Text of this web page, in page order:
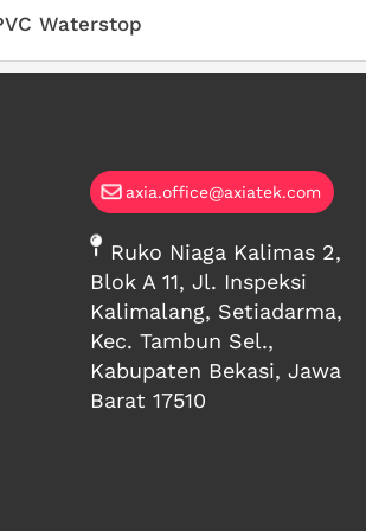
Waterstop
axia.office@axiatek.com
Ruko Niaga Kalimas 2,
Blok A 11, Jl. Inspeksi
Kalimalang, Setiadarma,
Kec. Tambun Sel.,
Kabupaten Bekasi, Jawa
Barat 17510